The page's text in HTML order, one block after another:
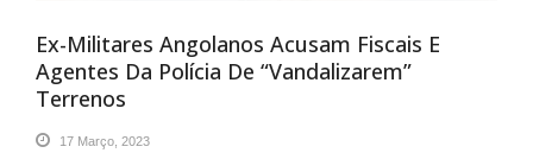
Ex-Militares Angolanos Acusam Fiscais E
Agentes Da Polícia De “vandalizarem”
Terrenos
17 Março, 2023